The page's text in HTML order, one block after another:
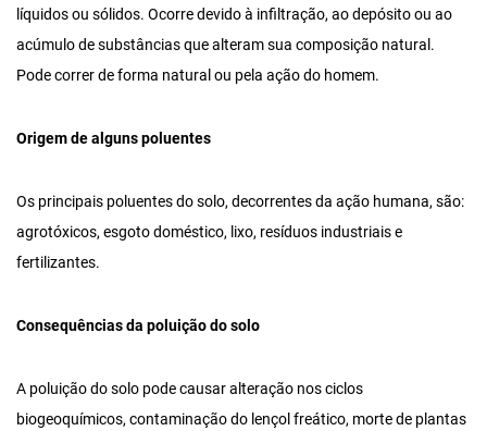
líquidos ou sólidos. Ocorre devido à infiltração, ao depósito ou ao
acúmulo de substâncias que alteram sua composição natural.
Pode correr de forma natural ou pela ação do homem.
Origem de alguns poluentes
Os principais poluentes do solo, decorrentes da ação humana, são:
agrotóxicos, esgoto doméstico, lixo, resíduos industriais e
fertilizantes.
Consequências da poluição do solo
A poluição do solo pode causar alteração nos ciclos
biogeoquímicos, contaminação do lençol freático, morte de plantas